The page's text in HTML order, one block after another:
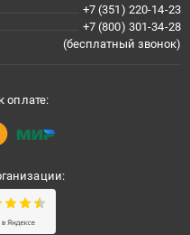
+7 (351) 220-14-23
+7 (800) 301-34-28
(бесплатный звонок)
оплате: